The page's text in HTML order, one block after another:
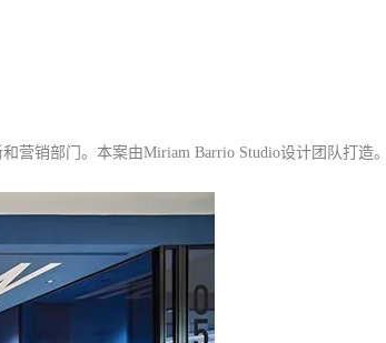
营销部门。本案由Miriam Barrio Studio设计团队打造